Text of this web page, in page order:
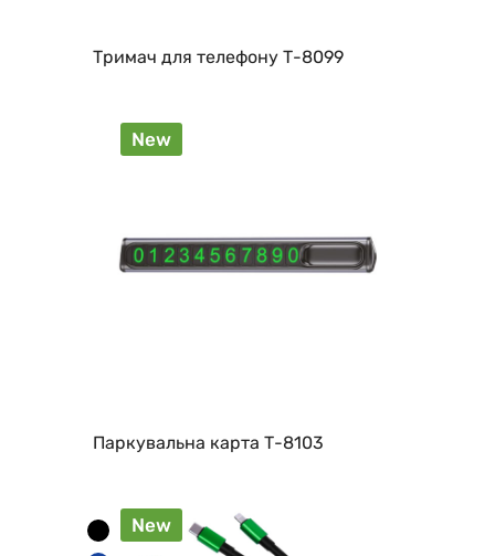
Тримач для телефону Т-8099
New
Паркувальна карта Т-8103
New